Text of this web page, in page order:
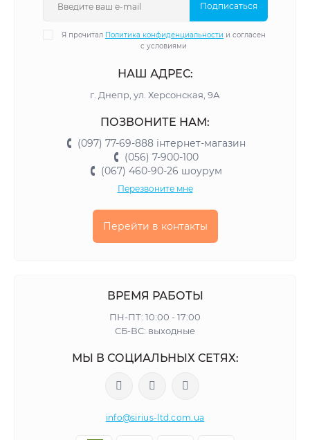
Подписаться
Я прочитал Политика конфиденциальности и согласен
с условиями
НАШ АДРЕС:
г. Днепр, ул. Херсонская, 9А
ПОЗВОНИТЕ НАМ:
(097) 77-69-888 інтернет-магазин
(056) 7-900-100
(067) 460-90-26 шоурум
Перезвоните мне
Перейти в контакты
ВРЕМЯ РАБОТЫ
ПН-ПТ: 10:00 - 17:00
СБ-ВС: выходные
МЫ В СОЦИАЛЬНЫХ СЕТЯХ:
info@sirius-ltd.com.ua